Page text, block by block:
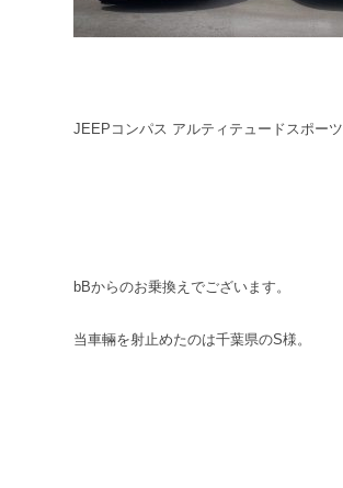
JEEPコンパス アルティテュードスポーツ
bBからのお乗換えでございます。
当車輛を射止めたのは千葉県のS様。